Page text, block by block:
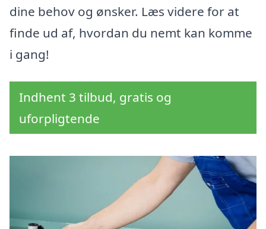
dine behov og ønsker. Læs videre for at
finde ud af, hvordan du nemt kan komme
i gang!
Indhent 3 tilbud, gratis og
uforpligtende